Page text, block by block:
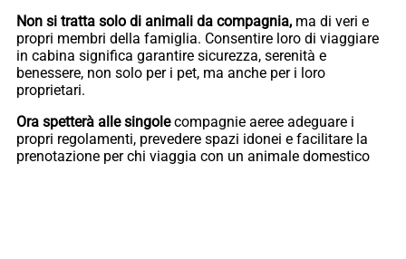
Non si tratta solo di animali da compagnia, ma di veri e
propri membri della famiglia. Consentire loro di viaggiare
in cabina significa garantire sicurezza, serenità e
benessere, non solo per i pet, ma anche per i loro
proprietari.
Ora spetterà alle singolecompagnie aeree adeguare i
propri regolamenti, prevedere spazi idonei e facilitare la
prenotazione per chi viaggia con un animale domestico